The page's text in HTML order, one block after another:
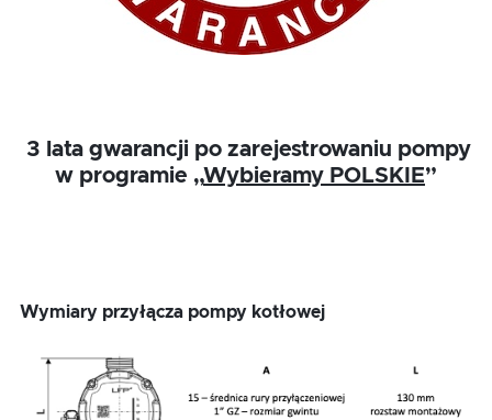
3 lata gwarancji po zarejestrowaniu pompy
w programie „Wybieramy POLSKIE”
Wymiary przyłącza pompy kotłowej